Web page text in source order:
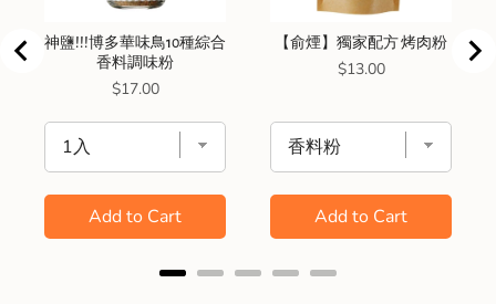
神鹽!!!博多華味鳥10種綜合
香料調味粉
Price
$17.00
Add to Cart
【俞煙】獨家配方 烤肉粉
Price
$13.00
Add to Cart